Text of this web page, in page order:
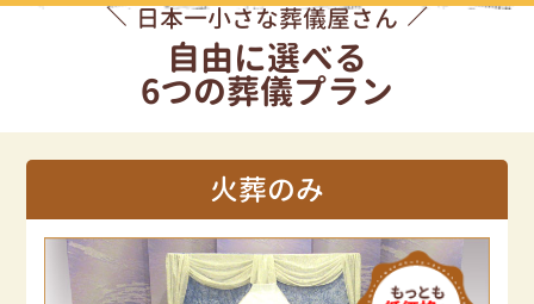
日本一小さな葬儀屋さん
自由に選べる
6つの葬儀プラン
火葬のみ